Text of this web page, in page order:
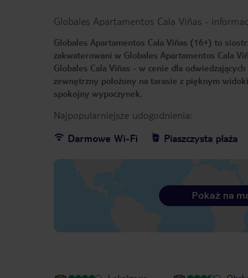
Globales Apartamentos Cala Viñas -
Globales Apartamentos Cala Viñas (16+) to
zakwaterowani w Globales Apartamentos Cala
Globales Cala Viñas - w cenie dla
zewnętrzny położony na tarasie z pięknym
spokojny wypoczynek.
Najpopularniejsze udogodnienia:
Darmowe Wi-Fi
Piaszczysta plaża
Pokaż na